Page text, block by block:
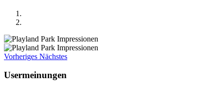
Vorheriges Nächstes
Usermeinungen